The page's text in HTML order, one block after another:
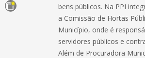
bens públicos. Na PPI
a Comissão de Hortas
Município, onde é
servidores públicos e
Além de Procuradora